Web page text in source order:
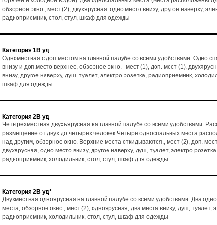
обзорное окно., мест (2), двухярусная, одно место внизу, другое наверху,
радиоприемник, стол, стул, шкаф для одежды
Категория 1В уд
Одноместная с доп.местом на главной палубе со всеми удобствами. Одно
внизу и доп.место верхнее, обзорное окно. , мест (1), доп. мест (1),
внизу, другое наверху, душ, туалет, электро розетка, радиоприемник,
шкаф для одежды
Категория 2В уд
Четырехместная двухъярусная на главной палубе со всеми удобствами.
размещение от двух до четырех человек Четыре односпальных места
над другим, обзорное окно. Верхние места откидываются., мест (2), доп.
двухярусная, одно место внизу, другое наверху, душ, туалет, электро розетка,
радиоприемник, холодильник, стол, стул, шкаф для одежды
Категория 2В уд*
Двухместная одноярусная на главной палубе со всеми удобствами. Два
места, обзорное окно., мест (2), одноярусная, два места внизу, душ, туалет,
радиоприемник, холодильник, стол, стул, шкаф для одежды